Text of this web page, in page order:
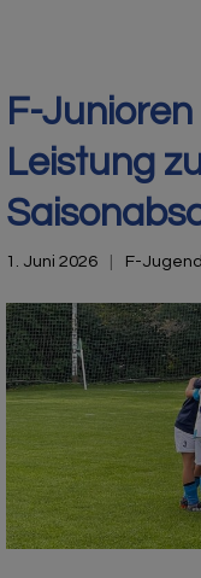
F-
Leistung
1. Juni 2026 F-Jugend